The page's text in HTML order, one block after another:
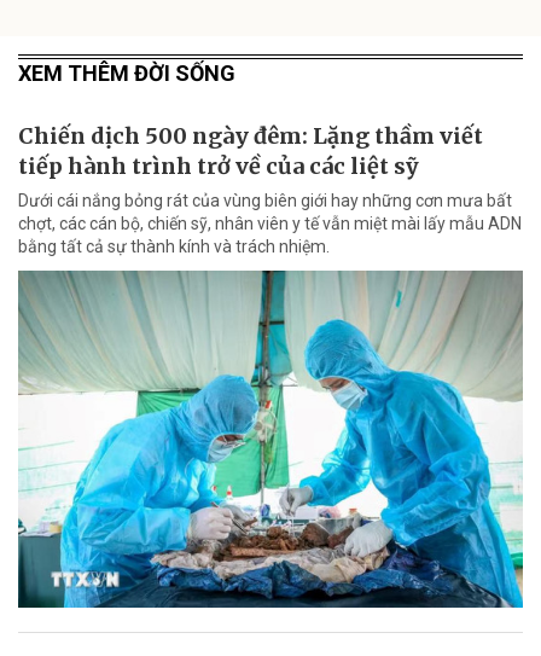
XEM THÊM ĐỜI SỐNG
Chiến dịch 500 ngày đêm: Lặng thầm viết
tiếp hành trình trở về của các liệt sỹ
Dưới cái nắng bỏng rát của vùng biên giới hay những cơn mưa bất
chợt, các cán bộ, chiến sỹ, nhân viên y tế vẫn miệt mài lấy mẫu ADN
bằng tất cả sự thành kính và trách nhiệm.